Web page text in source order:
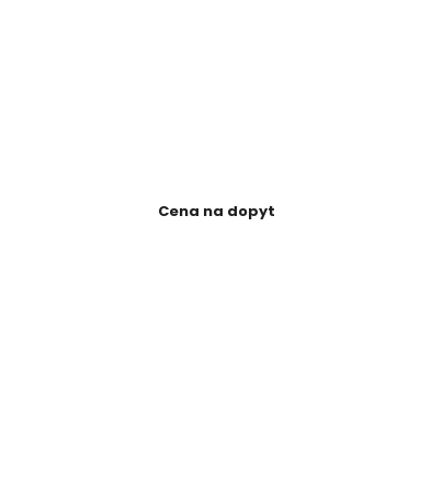
Cena na dopyt